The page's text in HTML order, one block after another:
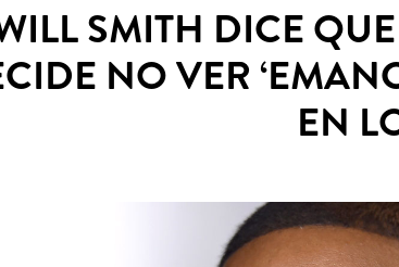
SMITH DICE
NO VER
EN